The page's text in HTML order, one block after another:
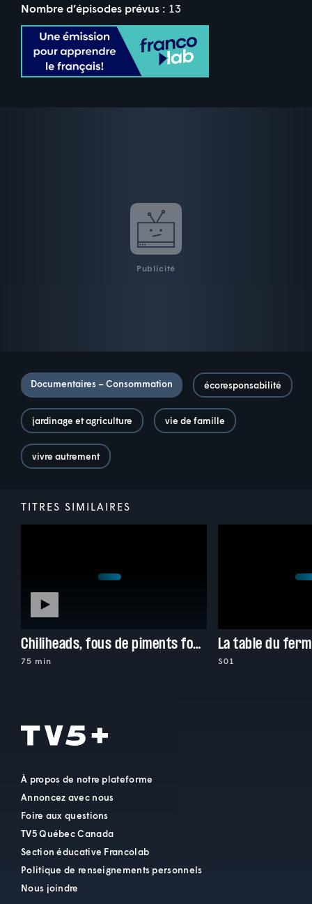
Nombre d’épisodes prévus : 13
Publicité
Documentaires – Consommation écoresponsabilité
jardinage et agriculture vie de famille
vivre autrement
TITRES SIMILAIRES
Chiliheads, fous de piments forts
75 min
La table du
S01
À propos de notre plateforme
Annoncez avec nous
Foire aux questions
TV5 Québec Canada
Section éducative Francolab
Politique de renseignements personnels
Nous joindre